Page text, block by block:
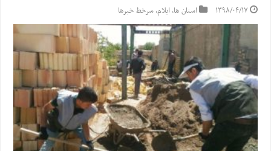
۱۳۹۸/۰۴/۱۷ استان ها,ایلام,سرخط خبرها